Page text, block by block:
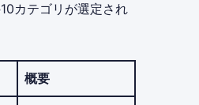
カテゴリが選定され
概要